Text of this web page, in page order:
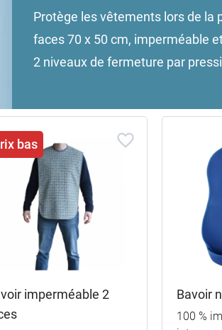
Protège les vêtements lors de la
faces 70 x 50 cm, imperméable
2 niveaux de fermeture par
bas
imperméable 2
Bavoir
100 %